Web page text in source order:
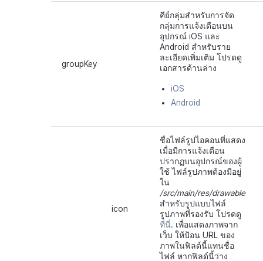
groupKey
คีย์กลุ่มสำหรับการจัด
กลุ่มการแจ้งเตือนบน
อุปกรณ์ iOS และ
Android สำหรับราย
ละเอียดเพิ่มเติม โปรดดู
เอกสารด้านล่าง
iOS
Android
icon
ชื่อไฟล์รูปไอคอนที่แสดง
เมื่อมีการแจ้งเตือน
ปรากฏบนอุปกรณ์ของผู้
ใช้ ไฟล์รูปภาพต้องมีอยู่
ใน
/src/main/res/drawable
สำหรับรูปแบบไฟล์
รูปภาพที่รองรับ โปรดดู
ที่นี่. เพื่อแสดงภาพจาก
เว็บ ให้ป้อน URL ของ
ภาพในฟิลด์นี้แทนชื่อ
ไฟล์ หากฟิลด์นี้ว่าง